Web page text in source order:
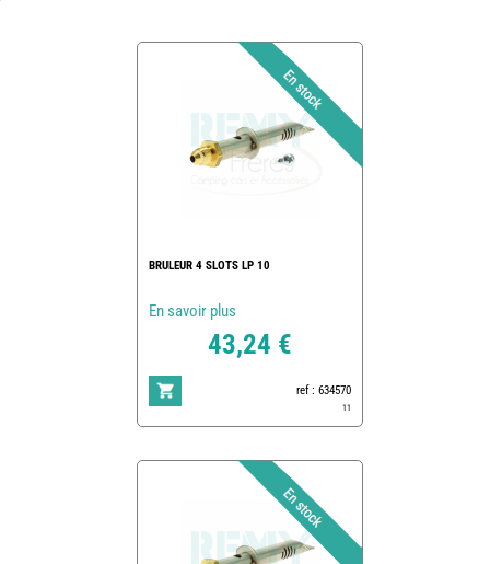
BRULEUR 4 SLOTS LP 10
En savoir plus
43,24 €
ref : 634570
11